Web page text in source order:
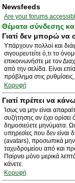
Newsfeeds
Are your forums
Θέματα σύνδεσης
Γιατί δεν μπορώ να
Υπάρχουν πολλοί και
σιγουρευτείτε ό,τι το
επικοινωνήστε με τον
από την σελίδα. Είναι
πρόβλημα στις ρυθμίσεις,
Κορυφή
Γιατί πρέπει να
Ίσως να μην είναι
συζήτησης αν έχει
δημοσιεύετε μηνύματα.
υπηρεσίες που δεν είναι
(avatars), προσωπικά
ταχυδρομείου από και
Παίρνει μόνο μερικά
κάνετε.
Κορυφή